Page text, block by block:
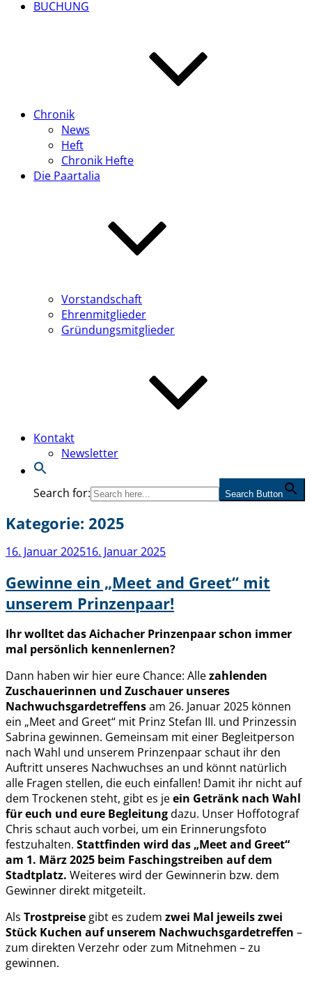
BUCHUNG
Chronik
News
Heft
Chronik Hefte
Die Paartalia
Vorstandschaft
Ehrenmitglieder
Gründungsmitglieder
Kontakt
Newsletter
Search for: Search Button
Kategorie: 2025
Veröffentlicht
16. Januar 202516. Januar 2025
Gewinne ein „Meet and Greet“ mit
unserem Prinzenpaar!
Ihr wolltet das Aichacher Prinzenpaar schon immer
mal persönlich kennenlernen?
Dann haben wir hier eure Chance: Allezahlenden
Zuschauerinnen und Zuschauer unseres
Nachwuchsgardetreffensam 26. Januar 2025 können
ein „Meet and Greet“ mit Prinz Stefan III. und Prinzessin
Sabrina gewinnen. Gemeinsam mit einer Begleitperson
nach Wahl und unserem Prinzenpaar schaut ihr den
Auftritt unseres Nachwuchses an und könnt natürlich
alle Fragen stellen, die euch einfallen! Damit ihr nicht auf
dem Trockenen steht, gibt es jeein Getränk nach Wahl
für euch und eure Begleitungdazu. Unser Hoffotograf
Chris schaut auch vorbei, um ein Erinnerungsfoto
festzuhalten. Stattfinden wird das „Meet and Greet“
am 1. März 2025 beim Faschingstreiben auf dem
Stadtplatz. Weiteres wird der Gewinnerin bzw. dem
Gewinner direkt mitgeteilt.
Als Trostpreise gibt es zudem zwei Mal jeweils zwei
Stück Kuchen auf unserem Nachwuchsgardetreffen –
zum direkten Verzehr oder zum Mitnehmen – zu
gewinnen.